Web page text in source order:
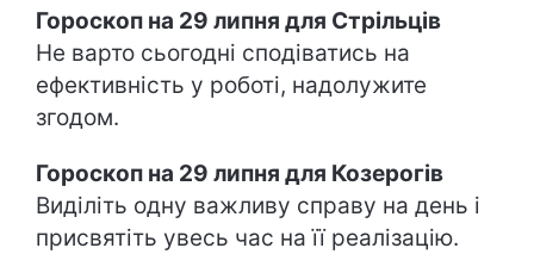
Гороскоп на 29 липня для Стрільців
Не варто сьогодні сподіватись на
ефективність у роботі, надолужите
згодом.
Гороскоп на 29 липня для Козерогів
Виділіть одну важливу справу на день і
присвятіть увесь час на її реалізацію.